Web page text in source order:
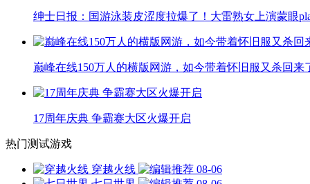
绅士日报：国游泳装皮涩度拉爆了！大雷熟女上演蒙眼
巅峰在线150万人的横版网游，如今带着怀旧服又杀回来
17周年庆典 争霸赛大区火爆开启
热门测试游戏
穿越火线
08-06